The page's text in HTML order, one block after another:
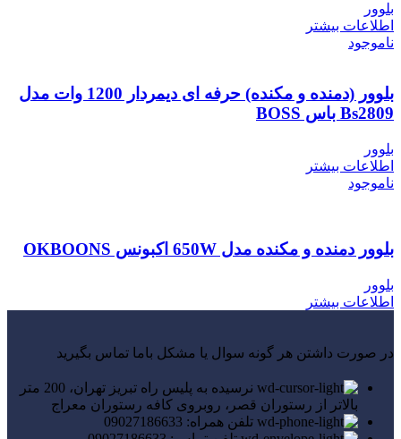
بلوور
اطلاعات بیشتر
ناموجود
بلوور (دمنده و مکنده) حرفه ای دیمردار 1200 وات مدل
Bs2809 باس BOSS
بلوور
اطلاعات بیشتر
ناموجود
بلوور دمنده و مکنده مدل 650W اکبونس OKBOONS
بلوور
اطلاعات بیشتر
در صورت داشتن هر گونه سوال یا مشکل باما تماس بگیرید
نرسیده به پلیس راه تبریز تهران، 200 متر
بالاتر از رستوران قصر، روبروی کافه رستوران معراج
تلفن همراه: 09027186633